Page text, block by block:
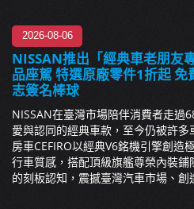
2026-08-06
NISSAN推出「經典車老朋友
品座駕 特選原廠零件1折起
志簽名棒球
NISSAN在臺灣市場陪伴消費者走過
愛與認同的經典車款，至今仍被許
房車CEFIRO以經典V6銘機引擎創造
行車質感，搭配頂級旗艦尊榮內裝
的刻板認知，震撼臺灣汽車市場、創